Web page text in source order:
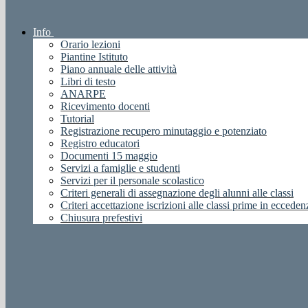
Info
Orario lezioni
Piantine Istituto
Piano annuale delle attività
Libri di testo
ANARPE
Ricevimento docenti
Tutorial
Registrazione recupero minutaggio e potenziato
Registro educatori
Documenti 15 maggio
Servizi a famiglie e studenti
Servizi per il personale scolastico
Criteri generali di assegnazione degli alunni alle classi
Criteri accettazione iscrizioni alle classi prime in
Chiusura prefestivi